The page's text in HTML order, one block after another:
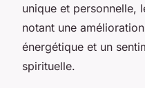
unique et personnelle,
notant une
énergétique et un
spirituelle.